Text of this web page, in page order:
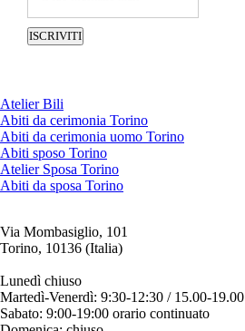
Atelier Bili
Abiti da cerimonia Torino
Abiti da cerimonia uomo Torino
Abiti sposo Torino
Atelier Sposa Torino
Abiti da sposa Torino
Via Mombasiglio, 101
Torino, 10136 (Italia)
Lunedì chiuso
Martedì-Venerdì: 9:30-12:30 / 15.00-19.00
Sabato: 9:00-19:00 orario continuato